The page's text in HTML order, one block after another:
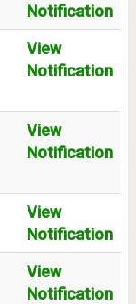
Notification
View
Notification
View
Notification
View
Notification
View
Notification